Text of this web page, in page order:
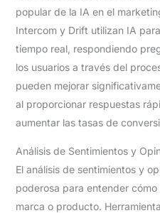
popular de la IA en el
Intercom y Drift utilizan IA
tiempo real, respondiendo
los usuarios a través del
pueden mejorar
al proporcionar respuestas
aumentar las tasas de
Análisis de Sentimientos y
El análisis de sentimientos y
poderosa para entender
marca o producto.